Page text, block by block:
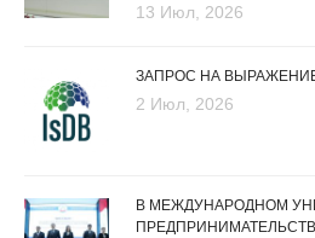
13 Июл, 2026
ЗАПРОС НА
2 Июл, 2026
В МЕЖДУНАРОДНОМ